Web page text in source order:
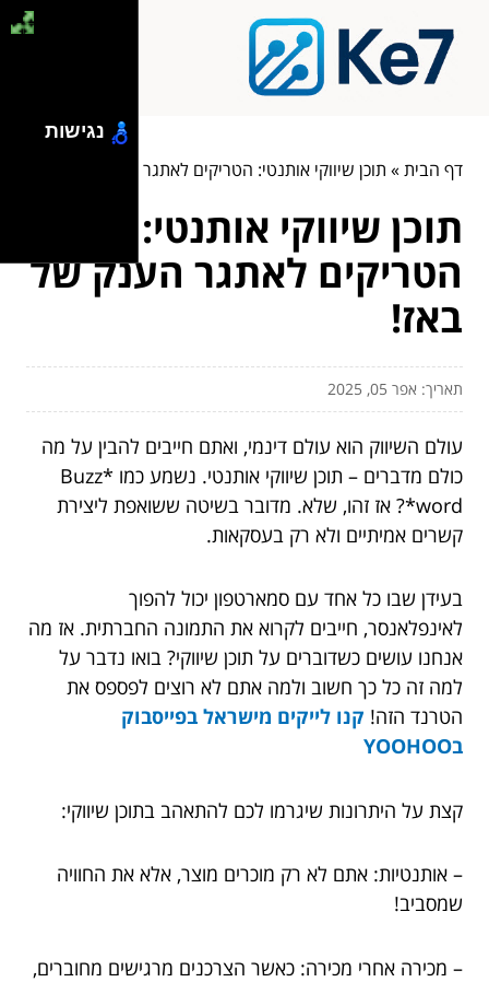
דף הבית» תוכן שיווקי אותנטי: הטריקים לאתגר הענק של באז!
תוכן שיווקי אותנטי:
הטריקים לאתגר הענק של
באז!
תאריך: אפר 05, 2025
עולם השיווק הוא עולם דינמי, ואתם חייבים להבין על מה
כולם מדברים – תוכן שיווקי אותנטי. נשמע כמו *Buzz
word*? אז זהו, שלא. מדובר בשיטה ששואפת ליצירת
קשרים אמיתיים ולא רק בעסקאות.
בעידן שבו כל אחד עם סמארטפון יכול להפוך
לאינפלאנסר, חייבים לקרוא את התמונה החברתית. אז מה
אנחנו עושים כשדוברים על תוכן שיווקי? בואו נדבר על
למה זה כל כך חשוב ולמה אתם לא רוצים לפספס את
הטרנד הזה! קנו לייקים מישראל בפייסבוק
בYOOHOO
קצת על היתרונות שיגרמו לכם להתאהב בתוכן שיווקי:
– אותנטיות: אתם לא רק מוכרים מוצר, אלא את החוויה
שמסביב!
– מכירה אחרי מכירה: כאשר הצרכנים מרגישים מחוברים,
נגישות